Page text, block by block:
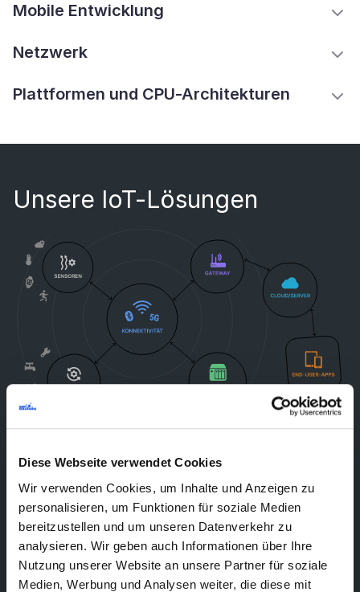
Diese Webseite verwendet Cookies
Wir verwenden Cookies, um Inhalte und Anzeigen zu
personalisieren, um Funktionen für soziale Medien
bereitzustellen und um unseren Datenverkehr zu
analysieren. Wir geben auch Informationen über Ihre
Nutzung unserer Website an unsere Partner für soziale
Medien, Werbung und Analysen weiter, die diese mit
Mobile Entwicklung
Netzwerk
Plattformen und CPU-Architekturen
Unsere IoT-Lösungen
Geräte und Sensoren
Konnektivität
Gateways